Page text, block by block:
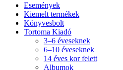
Események
Kiemelt termékek
Könyvesbolt
Tortoma Kiadó
3–6 éveseknek
6–10 éveseknek
14 éves kor felett
Albumok